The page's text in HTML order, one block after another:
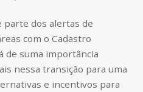
parte dos alertas de
com o Cadastro
de suma importância
nessa transição para uma
e incentivos para